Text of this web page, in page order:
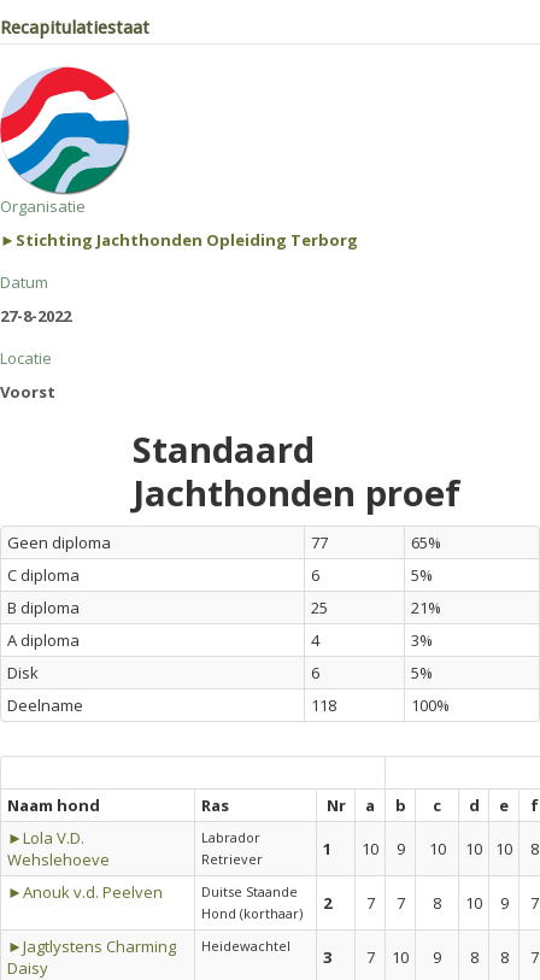
Recapitulatiestaat
Organisatie
►Stichting Jachthonden Opleiding Terborg
Datum
27-8-2022
Locatie
Voorst
Standaard
Jachthonden proef
Geen diploma 77
65%
C diploma
6
5%
B diploma
25
21%
A diploma
4
3%
Disk
6
5%
Deelname
118 100%
Naam hond Ras Nr a b c d e
f
►Lola V.D.
Wehslehoeve
Labrador
Retriever
1 10 9 10 10 10
8
►Anouk v.d. Peelven
Duitse Staande
Hond (korthaar)
2 7 7 8 10 9
7
►Jagtlystens Charming
Daisy
Heidewachtel
3 7 10 9 8 8
7